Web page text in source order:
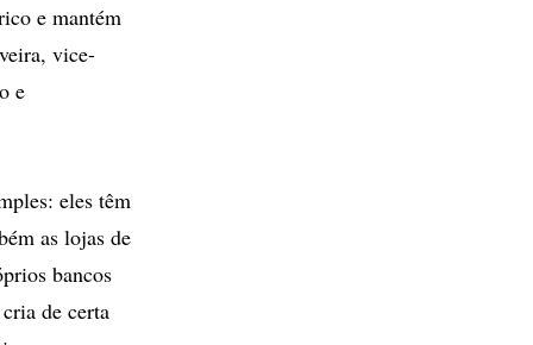
e mantém
vice-
e
eles têm
as lojas de
bancos
de certa